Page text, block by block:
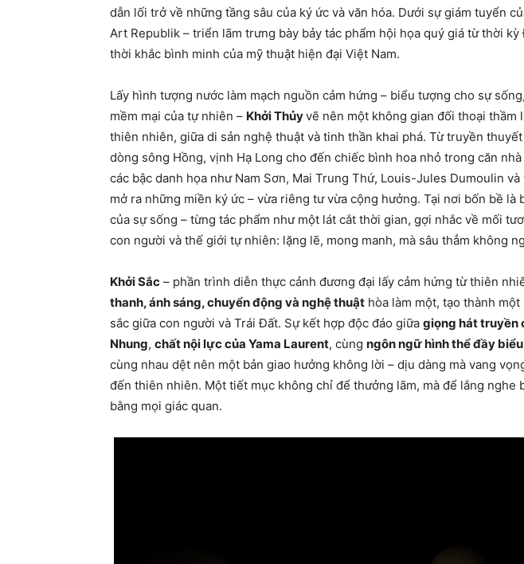
dẫn lối trở về những tầng sâu của ký ức và văn hóa. Dưới sự giám tuyển
Art Republik – triển lãm trưng bày bảy tác phẩm hội họa quý giá từ thời
thời khắc bình minh của mỹ thuật hiện đại Việt Nam.
Lấy hình tượng nước làm mạch nguồn cảm hứng – biểu tượng cho sự
mềm mại của tự nhiên – Khởi Thủyvẽ nên một không gian đối thoại thầm
thiên nhiên, giữa di sản nghệ thuật và tinh thần khai phá. Từ truyền
dòng sông Hồng, vịnh Hạ Long cho đến chiếc bình hoa nhỏ trong căn
các bậc danh họa như Nam Sơn, Mai Trung Thứ, Louis-Jules Dumoulin
mở ra những miền ký ức – vừa riêng tư vừa cộng hưởng. Tại nơi bốn bề là
của sự sống – từng tác phẩm như một lát cắt thời gian, gợi nhắc về mối
con người và thế giới tự nhiên: lặng lẽ, mong manh, mà sâu thẳm không
Khởi Sắc – phần trình diễn thực cảnh đương đại lấy cảm hứng từ thiên
thanh, ánh sáng, chuyển động và nghệ thuật hòa làm một, tạo thành
sắc giữa con người và Trái Đất. Sự kết hợp độc đáo giữa giọng hát truyền
Nhung, chất nội lực của Yama Laurent, cùng ngôn ngữ hình thể đầy
cùng nhau dệt nên một bản giao hưởng không lời – dịu dàng mà vang
đến thiên nhiên. Một tiết mục không chỉ để thưởng lãm, mà để lắng nghe
bằng mọi giác quan.